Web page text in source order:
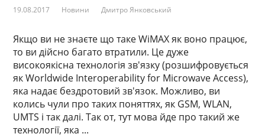
19.08.2017 Новини Дмитро Янковський
Якщо ви не знаєте що таке WiMAX як воно працює,
то ви дійсно багато втратили. Це дуже
високоякісна технологія зв'язку (розшифровується
як Worldwide Interoperability for Microwave Access),
яка надає бездротовий зв'язок. Можливо, ви
колись чули про таких поняттях, як GSM, WLAN,
UMTS і так далі. Так от, тут мова йде про такий же
технології, яка ...